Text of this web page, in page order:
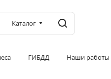
Каталог
ГИБДД Наши работы